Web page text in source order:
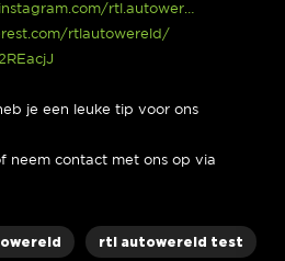
rtl.autower…
rtlautowereld/
je een leuke tip voor ons
neem contact met ons op via
rtl autowereld test